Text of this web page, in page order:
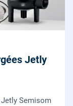
Jetly
Semisom